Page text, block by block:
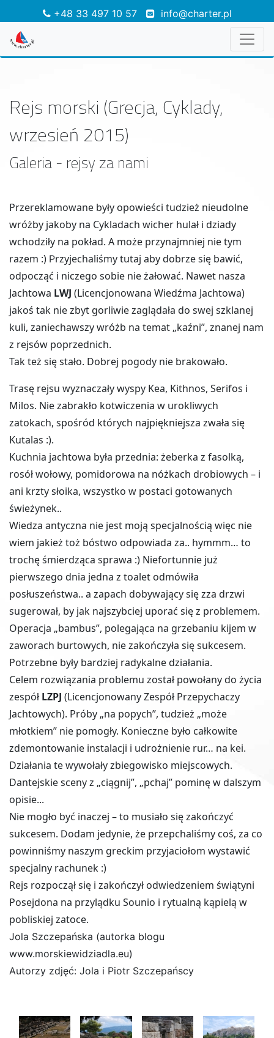
+48 33 497 10 57 info@charter.pl
Rejs morski (Grecja, Cyklady,
wrzesień 2015)
Galeria - rejsy za nami
Przereklamowane były opowieści tudzież nieudolne
wróżby jakoby na Cykladach wicher hulał i dziady
wchodziły na pokład. A może przynajmniej nie tym
razem :) Przyjechaliśmy tutaj aby dobrze się bawić,
odpocząć i niczego sobie nie żałować. Nawet nasza
Jachtowa LWJ (Licencjonowana Wiedźma Jachtowa)
jakoś tak nie zbyt gorliwie zaglądała do swej szklanej
kuli, zaniechawszy wróżb na temat „kaźni”, znanej nam
z rejsów poprzednich.
Tak też się stało. Dobrej pogody nie brakowało.
Trasę rejsu wyznaczały wyspy Kea, Kithnos, Serifos i
Milos. Nie zabrakło kotwiczenia w urokliwych
zatokach, spośród których najpiękniejsza zwała się
Kutalas :).
Kuchnia jachtowa była przednia: żeberka z fasolką,
rosół wołowy, pomidorowa na nóżkach drobiowych – i
ani krzty słoika, wszystko w postaci gotowanych
świeżynek..
Wiedza antyczna nie jest moją specjalnością więc nie
wiem jakież toż bóstwo odpowiada za.. hymmm… to
trochę śmierdząca sprawa :) Niefortunnie już
pierwszego dnia jedna z toalet odmówiła
posłuszeństwa.. a zapach dobywający się zza drzwi
sugerował, by jak najszybciej uporać się z problemem.
Operacja „bambus”, polegająca na grzebaniu kijem w
zaworach burtowych, nie zakończyła się sukcesem.
Potrzebne były bardziej radykalne działania.
Celem rozwiązania problemu został powołany do życia
zespół LZPJ (Licencjonowany Zespół Przepychaczy
Jachtowych). Próby „na popych”, tudzież „może
młotkiem” nie pomogły. Konieczne było całkowite
zdemontowanie instalacji i udrożnienie rur… na kei.
Działania te wywołały zbiegowisko miejscowych.
Dantejskie sceny z „ciągnij”, „pchaj” pominę w dalszym
opisie...
Nie mogło być inaczej – to musiało się zakończyć
sukcesem. Dodam jedynie, że przepchaliśmy coś, za co
powinniśmy naszym greckim przyjaciołom wystawić
specjalny rachunek :)
Rejs rozpoczął się i zakończył odwiedzeniem świątyni
Posejdona na przylądku Sounio i rytualną kąpielą w
pobliskiej zatoce.
Jola Szczepańska (autorka blogu
www.morskiewidziadla.eu)
Autorzy zdjęć: Jola i Piotr Szczepańscy